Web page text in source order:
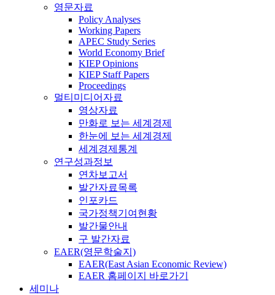
영문자료
Policy Analyses
Working Papers
APEC Study Series
World Economy Brief
KIEP Opinions
KIEP Staff Papers
Proceedings
멀티미디어자료
영상자료
만화로 보는 세계경제
한눈에 보는 세계경제
세계경제통계
연구성과정보
연차보고서
발간자료목록
인포카드
국가정책기여현황
발간물안내
구 발간자료
EAER(영문학술지)
EAER(East Asian Economic Review)
EAER 홈페이지 바로가기
세미나